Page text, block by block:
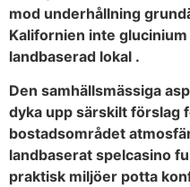
mod underhållning
Kalifornien inte
landbaserad lokal .
Den samhällsmässiga
dyka upp särskilt förslag
bostadsområdet
landbaserat spelcasino
praktisk miljöer potta